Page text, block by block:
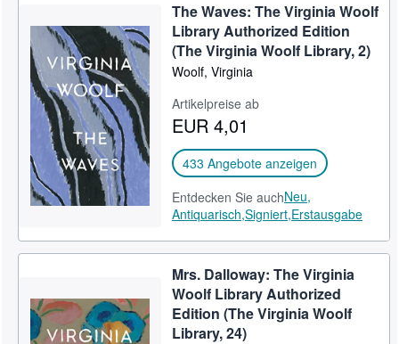
The Waves: The Virginia Woolf
Library Authorized Edition
(The Virginia Woolf Library, 2)
Woolf, Virginia
Artikelpreise ab
EUR 4,01
433 Angebote anzeigen
Entdecken Sie auchNeu,
Antiquarisch,Signiert,Erstausgabe
Mrs. Dalloway: The Virginia
Woolf Library Authorized
Edition (The Virginia Woolf
Library, 24)